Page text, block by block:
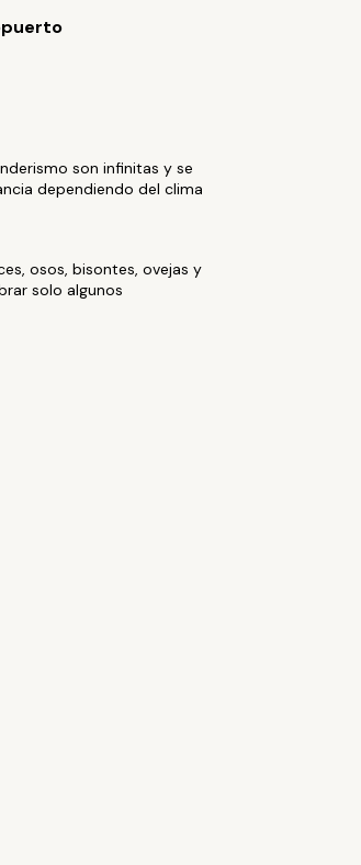
son infinitas y se
dependiendo del clima
osos, bisontes, ovejas y
solo algunos